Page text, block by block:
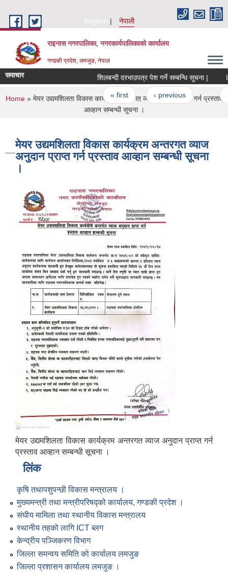
English
नेपाली
राइनास नगरपालिका, नगरकार्यपालिकाको कार्यालय
गण्डकी प्रदेश, लमजुङ, नेपाल
समाचार शिलबन्दी दरभाउपत्र पेश गर्ने सम्बन्धि सूचना |
Pages
« first ‹ previous …
You are here
Home» मेयर उद्यमशिलता विकास कार्यक्रम अन्तरगत व्याज अनुदान प्राप्त गर्न प्रस्ताव
आव्हान सम्बन्धी सूचना ।
मेयर उद्यमशिलता विकास कार्यक्रम अन्तरगत व्याज
अनुदान प्राप्त गर्न प्रस्ताव आव्हान सम्बन्धी सूचना
।
मेयर उद्यमशिलता विकास कार्यक्रम अन्तरगत व्याज अनुदान प्राप्त गर्न
प्रस्ताव आव्हान सम्बन्धी सूचना ।
लिंक
कृषि तथापशुपन्छी विकास मन्त्रालय ।
मुख्यमन्त्री तथा मन्त्रीपरिषद्को कार्यालय, गण्डकी प्रदेश ।
संघीय मामिला तथा स्थानीय विकास मन्त्रालय
स्थानीय तहको लागि ICT ब्लग
केन्द्रीय पञ्जिकरण विभाग
जिल्ला समन्वय समिति को कार्यालय लमजुङ
जिल्ला प्रशासन कार्यालय लमजुङ ।